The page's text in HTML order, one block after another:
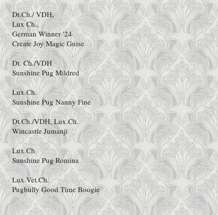
Dt.Ch./ VDH,
Lux Ch.,
German Winner '24
Create Joy Magic Guise
Dt. Ch./VDH
Sunshine Pug Mildred
Lux.Ch.
Sunshine Pug Nanny Fine
Dt.Ch./VDH, Lux.Ch.
Wincastle Jumanji
Lux.Ch
Sunshine Pug Romina
Lux.Vet.Ch.
Pugbully Good Time Boogie